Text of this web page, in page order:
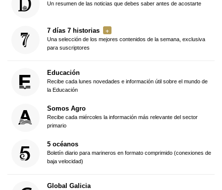
Un resumen de las noticias que debes saber antes de acostarte
7 días 7 historias
Una selección de los mejores contenidos de la semana, exclusiva
para suscriptores
Educación
Recibe cada lunes novedades e información útil sobre el mundo de
la Educación
Somos Agro
Recibe cada miércoles la información más relevante del sector
primario
5 océanos
Boletín diario para marineros en formato comprimido (conexiones de
baja velocidad)
Global Galicia